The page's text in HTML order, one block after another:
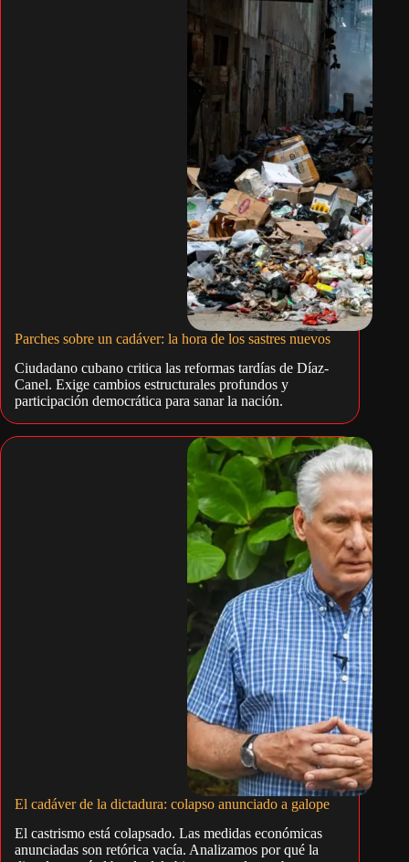
Parches sobre un cadáver: la hora de los sastres nuevos
Ciudadano cubano critica las reformas tardías de Díaz-
Canel. Exige cambios estructurales profundos y
participación democrática para sanar la nación.
El cadáver de la dictadura: colapso anunciado a galope
El castrismo está colapsado. Las medidas económicas
anunciadas son retórica vacía. Analizamos por qué la